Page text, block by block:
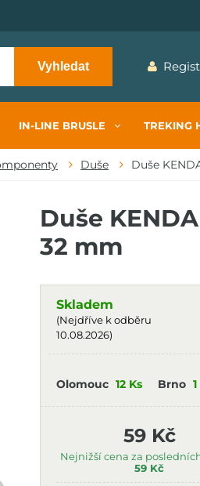
Vyhledat
IN-LINE BRUSLE TREKING
Duše Duše
Duše
32 mm
Skladem
(Nejdříve k odběru
10.08.2026)
Olomouc 12 Ks Brno
59 Kč
Nejnižší cena za
59 Kč